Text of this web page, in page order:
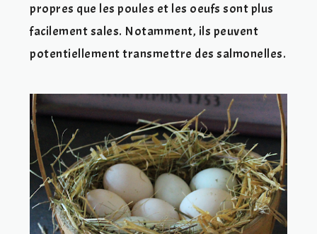
propres que les poules et les oeufs sont plus
facilement sales. Notamment, ils peuvent
potentiellement transmettre des salmonelles.